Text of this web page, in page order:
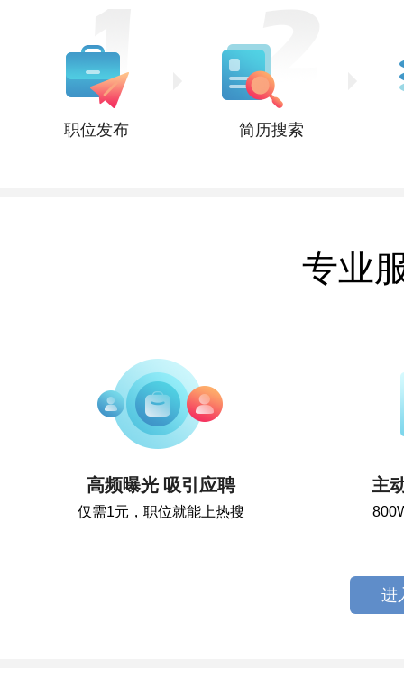
职位发布 简历搜索
专业
高频曝光 吸引应聘
仅需1元，职位就能上热搜
主
进